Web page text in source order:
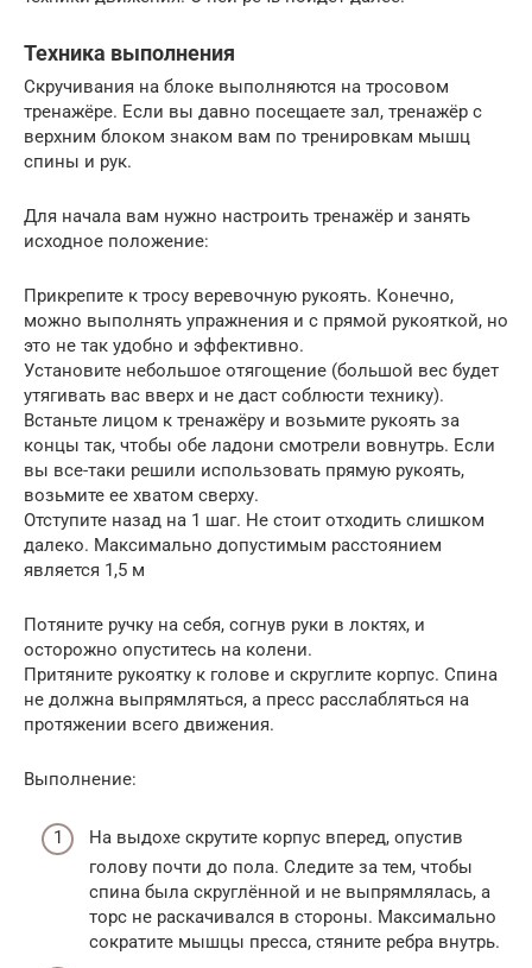
Техника выполнения
Скручивания на блоке выполняются на тросовом
тренажёре. Если вы давно посещаете зал, тренажёр с
верхним блоком знаком вам по тренировкам мышц
спины и рук.
Для начала вам нужно настроить тренажёр и занять
исходное положение:
Прикрепите к тросу веревочную рукоять. Конечно,
можно выполнять упражнения и с прямой рукояткой, но
это не так удобно и эффективно.
Установите небольшое отягощение (большой вес будет
утягивать вас вверх и не даст соблюсти технику).
Встаньте лицом к тренажёру и возьмите рукоять за
концы так, чтобы обе ладони смотрели вовнутрь. Если
вы все-таки решили использовать прямую рукоять,
возьмите ее хватом сверху.
Отступите назад на 1 шаг. Не стоит отходить слишком
далеко. Максимально допустимым расстоянием
является 1,5 м
Потяните ручку на себя, согнув руки в локтях, и
осторожно опуститесь на колени.
Притяните рукоятку к голове и скруглите корпус. Спина
не должна выпрямляться, а пресс расслабляться на
протяжении всего движения.
Выполнение:
На выдохе скрутите корпус вперед, опустив
голову почти до пола. Следите за тем, чтобы
спина была скруглённой и не выпрямлялась, а
торс не раскачивался в стороны. Максимально
сократите мышцы пресса, стяните ребра внутрь.